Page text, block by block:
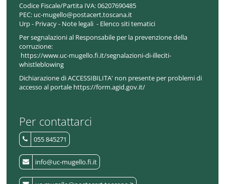
Codice Fiscale/Partita IVA:06207690485
PEC: uc-mugello@postacert.toscana.it
Urp- Privacy- Note legali - Elenco siti tematici
Per segnalazioni al Responsabile per la prevenzione della
corruzione:
https://www.uc-mugello.fi.it/segnalazioni-di-illeciti-
whistleblowing
Dichiarazione di ACCESSIBILITA' non presente per problemi di
accesso al portale https://form.agid.gov.it/
Per contattarci
055 845271
info@uc-mugello.fi.it